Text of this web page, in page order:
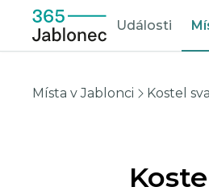
Události
Místa v Jablonci Kostel